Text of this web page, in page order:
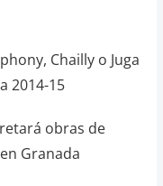
Chailly o Juga
2014-15
obras de
Granada